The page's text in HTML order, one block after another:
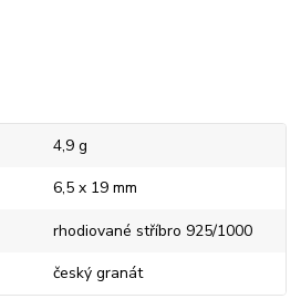
4,9 g
6,5 x 19 mm
rhodiované stříbro 925/1000
český granát